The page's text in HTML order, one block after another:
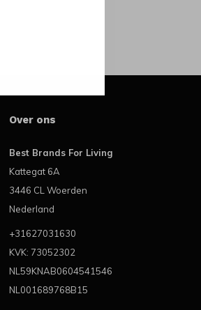
Over ons
Best Brands For Living
Kattegat 6A
3446 CL Woerden
Nederland
+31627031630
KVK: 73052302
NL59KNAB0604541546
NL001689768B15